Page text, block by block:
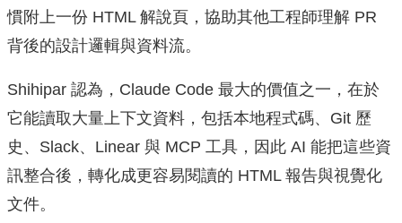
慣附上一份 HTML 解說頁，協助其他工程師理解 PR
背後的設計邏輯與資料流。
Shihipar 認為，Claude Code 最大的價值之一，在於
它能讀取大量上下文資料，包括本地程式碼、Git 歷
史、Slack、Linear 與 MCP 工具，因此 AI 能把這些資
訊整合後，轉化成更容易閱讀的 HTML 報告與視覺化
文件。